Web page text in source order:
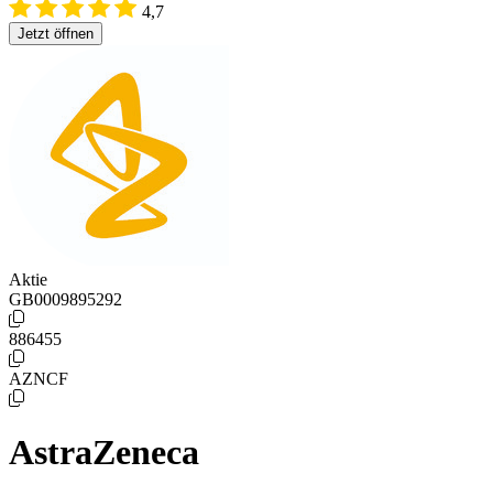
4,7
Jetzt öffnen
Aktie
GB0009895292
886455
AZNCF
AstraZeneca